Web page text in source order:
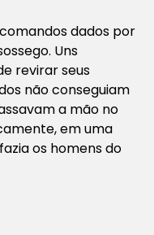
dados por
Uns
revirar seus
não conseguiam
a mão no
em uma
os homens do